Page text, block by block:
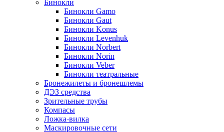
Бинокли
Бинокли Gamo
Бинокли Gaut
Бинокли Konus
Бинокли Levenhuk
Бинокли Norbert
Бинокли Norin
Бинокли Veber
Бинокли театральные
Бронежилеты и бронешлемы
ДЭЗ средства
Зрительные трубы
Компасы
Ложка-вилка
Маскировочные сети